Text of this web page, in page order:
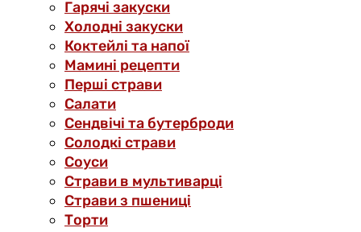
Гарячі закуски
Холодні закуски
Коктейлі та напої
Мамині рецепти
Перші страви
Салати
Сендвічі та бутерброди
Солодкі страви
Соуси
Страви в мультиварці
Страви з пшениці
Торти